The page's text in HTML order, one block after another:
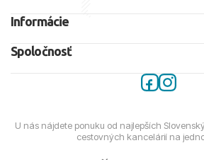
Informácie
Spoločnosť
U nás nájdete ponuku od najlepších
cestovných kancelárií na